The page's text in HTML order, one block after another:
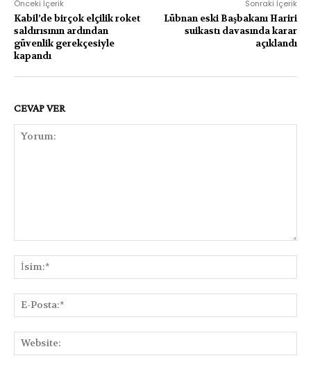
Önceki İçerik
Kabil’de birçok elçilik roket
saldırısının ardından
güvenlik gerekçesiyle
kapandı
Sonraki İçerik
Lübnan eski Başbakanı Hariri
suikastı davasında karar
açıklandı
CEVAP VER